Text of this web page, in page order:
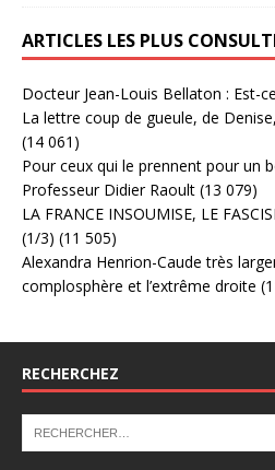
ARTICLES LES PLUS
Docteur Jean-Louis Bellaton : Est-
La lettre coup de gueule, de
(14 061)
Pour ceux qui le prennent pour un
Professeur Didier Raoult (13 079)
LA FRANCE INSOUMISE, LE
(1/3) (11 505)
Alexandra Henrion-Caude très
complosphère et l’extrême droite
RECHERCHEZ